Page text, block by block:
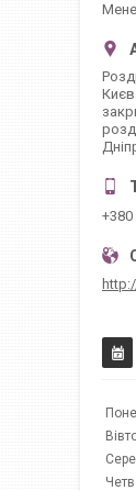
+380